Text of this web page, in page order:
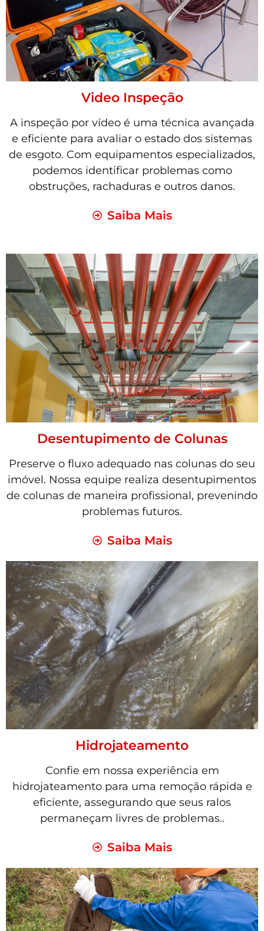
Video Inspeção
A inspeção por vídeo é uma técnica avançada
e eficiente para avaliar o estado dos sistemas
de esgoto. Com equipamentos especializados,
podemos identificar problemas como
obstruções, rachaduras e outros danos.
Saiba Mais
Desentupimento de Colunas
Preserve o fluxo adequado nas colunas do seu
imóvel. Nossa equipe realiza desentupimentos
de colunas de maneira profissional, prevenindo
problemas futuros.
Saiba Mais
Hidrojateamento
Confie em nossa experiência em
hidrojateamento para uma remoção rápida e
eficiente, assegurando que seus ralos
permaneçam livres de problemas..
Saiba Mais